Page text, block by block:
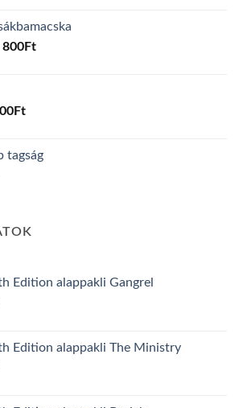
150Ft.
Original
800FtCurrent
FtCurrent
100Ft.
tagság
Edition alappakli Gangrel
Edition alappakli The Ministry